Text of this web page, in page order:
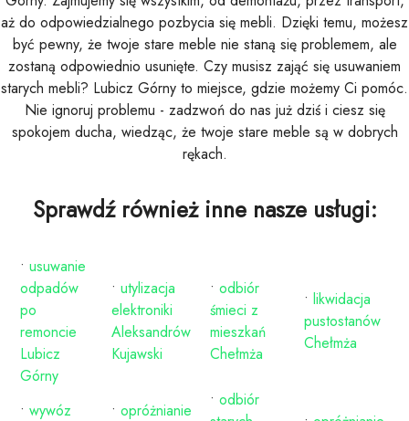
aż do odpowiedzialnego pozbycia się mebli. Dzięki temu, możesz
być pewny, że twoje stare meble nie staną się problemem, ale
zostaną odpowiednio usunięte. Czy musisz zająć się usuwaniem
starych mebli? Lubicz Górny to miejsce, gdzie możemy Ci pomóc.
Nie ignoruj problemu - zadzwoń do nas już dziś i ciesz się
spokojem ducha, wiedząc, że twoje stare meble są w dobrych
rękach.
Sprawdź również inne nasze usługi:
• usuwanie
odpadów
po
remoncie
Lubicz
Górny
• utylizacja
elektroniki
Aleksandrów
Kujawski
• odbiór
śmieci z
mieszkań
Chełmża
• likwidacja
pustostanów
Chełmża
• wywóz
• opróżnianie
• odbiór